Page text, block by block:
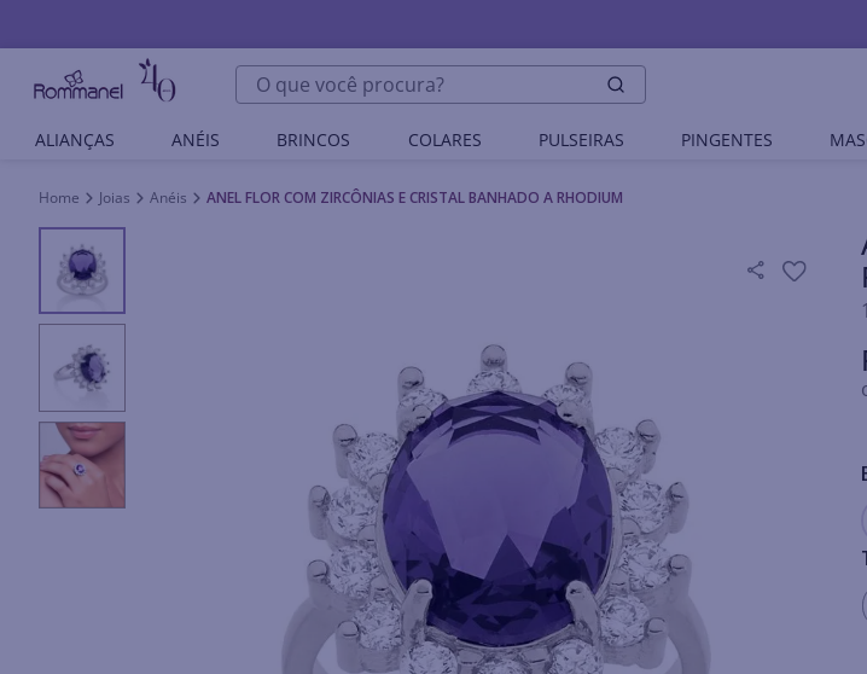
O que você procura?
ALIANÇAS ANÉIS BRINCOS COLARES PULSEIRAS PINGENTES
Joias Anéis ANEL FLOR COM ZIRCÔNIAS E CRISTAL BANHADO A RHODIUM